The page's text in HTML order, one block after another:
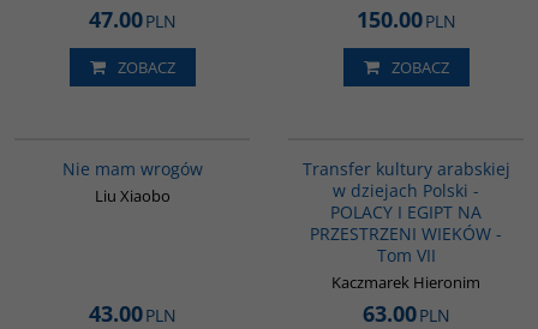
47.00PLN
ZOBACZ
150.00PLN
ZOBACZ
Nie mam wrogów
Liu Xiaobo
43.00PLN
Transfer kultury arabskiej
w dziejach Polski -
POLACY I EGIPT NA
PRZESTRZENI WIEKÓW -
Tom VII
Kaczmarek Hieronim
63.00PLN